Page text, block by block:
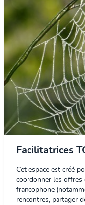
Facilitatrices
Cet espace est créé
coordonner les offres
francophone
rencontres, partager